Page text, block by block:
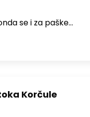
se i za paške…
Korčule